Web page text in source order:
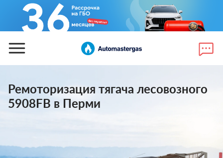
Ремоторизация тягача лесовозного
5908FB в Перми